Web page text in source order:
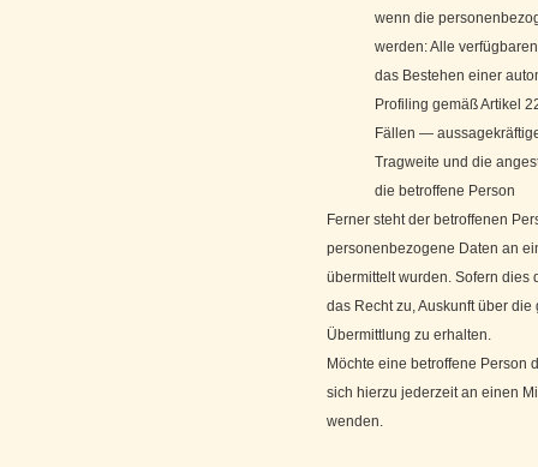
wenn die
werden: Alle
das Bestehen einer
Profiling gemäß Artikel
Fällen —
Tragweite und die
die betroffene Person
Ferner steht der betroffenen
personenbezogene Daten an
übermittelt wurden. Sofern dies
das Recht zu, Auskunft über
Übermittlung zu erhalten.
Möchte eine betroffene Person
sich hierzu jederzeit an einen
wenden.